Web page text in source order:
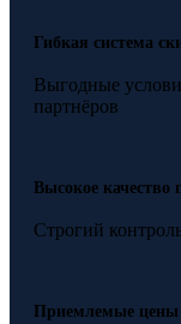
Гибкая система
Выгодные
партнёров
Высокое качество
Строгий
Приемлемые цены